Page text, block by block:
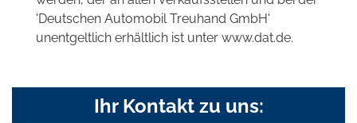
'Deutschen Automobil Treuhand GmbH'
unentgeltlich erhältlich ist unter www.dat.de.
Ihr Kontakt zu uns: